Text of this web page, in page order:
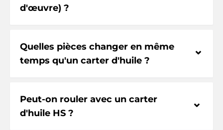
d'œuvre) ?
Quelles pièces changer en même
temps qu'un carter d'huile ?
⌃
Peut-on rouler avec un carter
d'huile HS ?
⌃